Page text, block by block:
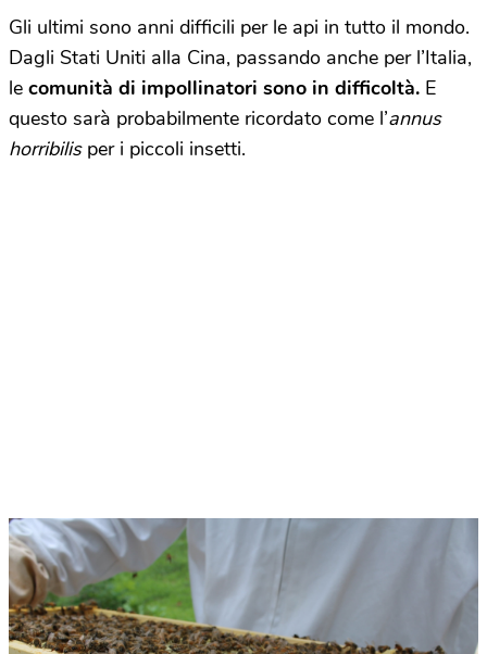
Gli ultimi sono anni difficili per le api in tutto il mondo.
Dagli Stati Uniti alla Cina, passando anche per l’Italia,
le comunità di impollinatori sono in difficoltà. E
questo sarà probabilmente ricordato come l’annus
horribilisper i piccoli insetti.